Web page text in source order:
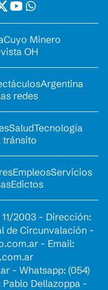
Cuyo Minero
OH
Argentina
redes
SaludTecnología
tránsito
EmpleosServicios
Edictos
2003 - Dirección:
de Circunvalación -
- Email:
- Whatsapp: (054)
Dellazoppa -